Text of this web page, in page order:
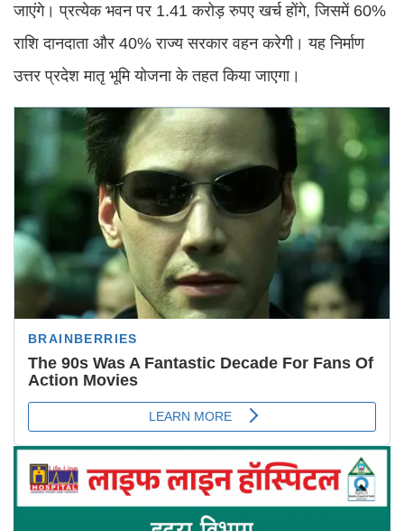
जाएंगे। प्रत्येक भवन पर 1.41 करोड़ रुपए खर्च होंगे, जिसमें 60%
राशि दानदाता और 40% राज्य सरकार वहन करेगी। यह निर्माण
उत्तर प्रदेश मातृ भूमि योजना के तहत किया जाएगा।